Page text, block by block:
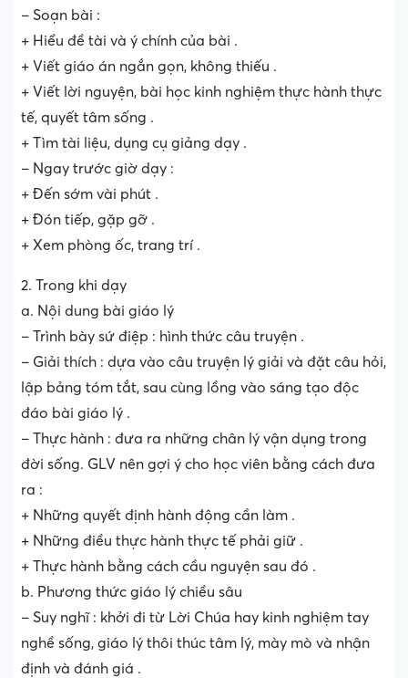
– Soạn bài :
+ Hiểu đề tài và ý chính của bài .
+ Viết giáo án ngắn gọn, không thiếu .
+ Viết lời nguyện, bài học kinh nghiệm thực hành thực
tế, quyết tâm sống .
+ Tìm tài liệu, dụng cụ giảng dạy .
– Ngay trước giờ dạy :
+ Đến sớm vài phút .
+ Đón tiếp, gặp gỡ .
+ Xem phòng ốc, trang trí .
2. Trong khi dạy
a. Nội dung bài giáo lý
– Trình bày sứ điệp : hình thức câu truyện .
– Giải thích : dựa vào câu truyện lý giải và đặt câu hỏi,
lập bảng tóm tắt, sau cùng lồng vào sáng tạo độc
đáo bài giáo lý .
– Thực hành : đưa ra những chân lý vận dụng trong
đời sống. GLV nên gợi ý cho học viên bằng cách đưa
ra :
+ Những quyết định hành động cần làm .
+ Những điều thực hành thực tế phải giữ .
+ Thực hành bằng cách cầu nguyện sau đó .
b. Phương thức giáo lý chiều sâu
– Suy nghĩ : khởi đi từ Lời Chúa hay kinh nghiệm tay
nghề sống, giáo lý thôi thúc tâm lý, mày mò và nhận
định và đánh giá .